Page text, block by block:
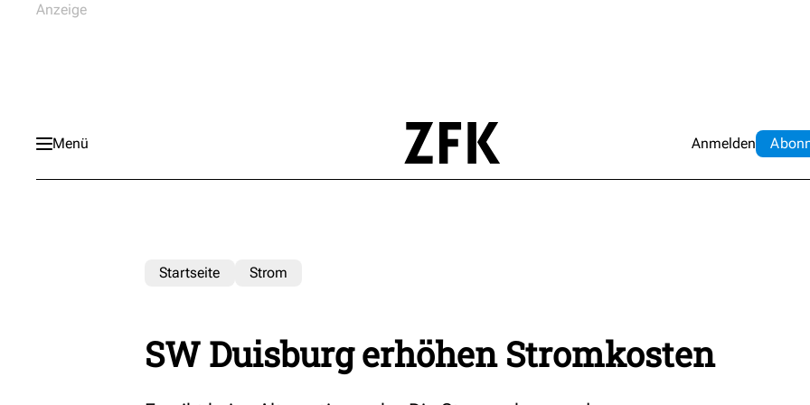
Menü Anmelden Abo
Startseite Strom
SW Duisburg erhöhen Stromkosten